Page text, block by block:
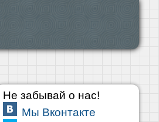
Не забывай о нас!
Мы Вконтакте